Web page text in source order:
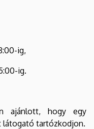
ig,
ig.
ajánlott, hogy egy
látogató tartózkodjon.